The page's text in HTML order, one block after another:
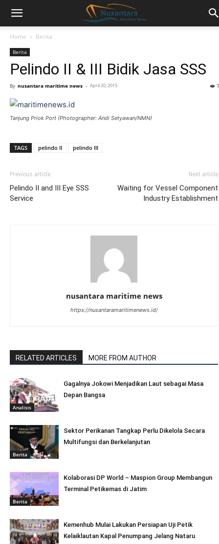
Home Berita
Berita
Pelindo II & III Bidik Jasa SSS
By nusantara maritime news - April 20, 2015
Tanjung Priok Port (Photographer: Andi Setyawan/NMN)
TAGS pelindo II pelindo III
Previous article
Pelindo II and III Eye SSS
Service
Next article
Waiting for Vessel Component
Industry Establishment
nusantara maritime news
https://nusantaramaritimenews.id/
RELATED ARTICLES MORE FROM AUTHOR
Analisis
Gagalnya Jokowi Menjadikan Laut sebagai Masa
Depan Bangsa
Berita
Sektor Perikanan Tangkap Perlu Dikelola Secara
Multifungsi dan Berkelanjutan
Berita
Kolaborasi DP World – Maspion Group Membangun
Terminal Petikemas di Jatim
Kemenhub Mulai Lakukan Persiapan Uji Petik
Kelaiklautan Kapal Penumpang Jelang Nataru